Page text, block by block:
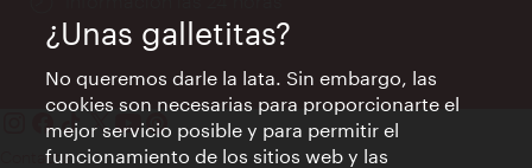
Contacto
¿Unas galletitas?
No queremos darle la lata. Sin embargo, las
cookies son necesarias para proporcionarte el
mejor servicio posible y para permitir el
funcionamiento de los sitios web y las